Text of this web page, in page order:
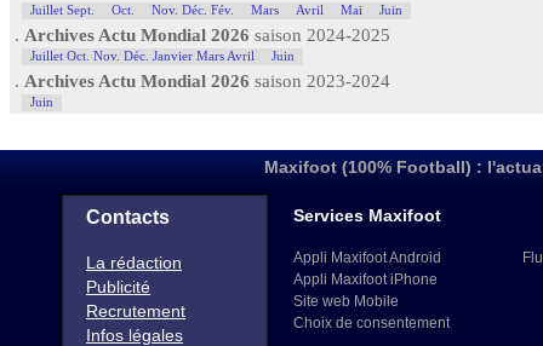
Juillet Sept. Oct. Nov. Déc. Fév. Mars Avril Mai Juin
. Archives Actu Mondial 2026 saison 2024-2025
Juillet Oct. Nov. Déc. Janvier Mars Avril Juin
. Archives Actu Mondial 2026 saison 2023-2024
Juin
Maxifoot (100% Football) :
Contacts
La rédaction
Publicité
Recrutement
Infos légales
Services Maxifoot
Appli Maxifoot Android
Appli Maxifoot iPhone
Site web Mobile
Choix de consentement